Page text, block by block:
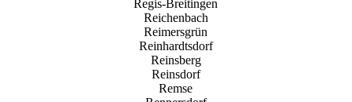
Regis-Breitingen
Reichenbach
Reimersgrün
Reinhardtsdorf
Reinsberg
Reinsdorf
Remse